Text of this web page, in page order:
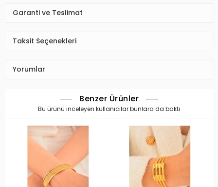
Garanti ve Teslimat
Taksit Seçenekleri
Yorumlar
Benzer Ürünler
Bu ürünü inceleyen kullanıcılar bunlara da baktı